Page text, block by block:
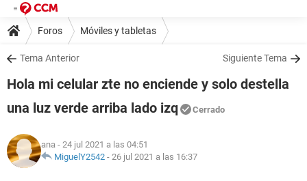
Foros Móviles y tabletas
Tema Anterior Siguiente Tema
Hola mi celular zte no enciende y solo destella
una luz verde arriba lado izq
Cerrado
ana - 24 jul 2021 a las 04:51
MiguelY2542 - 26 jul 2021 a las 16:37